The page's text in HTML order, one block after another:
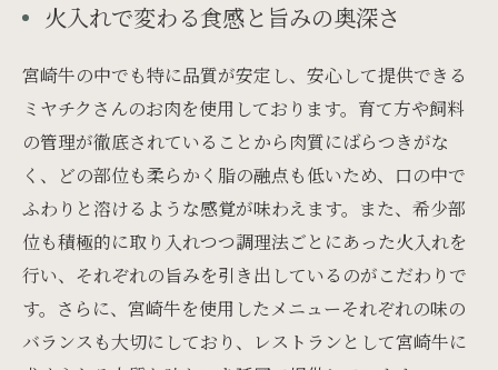
火入れで変わる食感と旨みの奥深さ
宮崎牛の中でも特に品質が安定し、安心して提供できる
ミヤチクさんのお肉を使用しております。育て方や飼料
の管理が徹底されていることから肉質にばらつきがな
く、どの部位も柔らかく脂の融点も低いため、口の中で
ふわりと溶けるような感覚が味わえます。また、希少部
位も積極的に取り入れつつ調理法ごとにあった火入れを
行い、それぞれの旨みを引き出しているのがこだわりで
す。さらに、宮崎牛を使用したメニューそれぞれの味の
バランスも大切にしており、レストランとして宮崎牛に